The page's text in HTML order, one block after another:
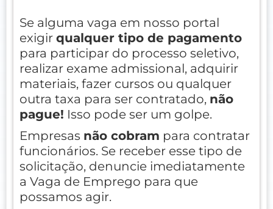
Se alguma vaga em nosso portal
exigir qualquer tipo de pagamento
para participar do processo seletivo,
realizar exame admissional, adquirir
materiais, fazer cursos ou qualquer
outra taxa para ser contratado, não
pague! Isso pode ser um golpe.
Empresas não cobram para contratar
funcionários. Se receber esse tipo de
solicitação, denuncie imediatamente
a Vaga de Emprego para que
possamos agir.